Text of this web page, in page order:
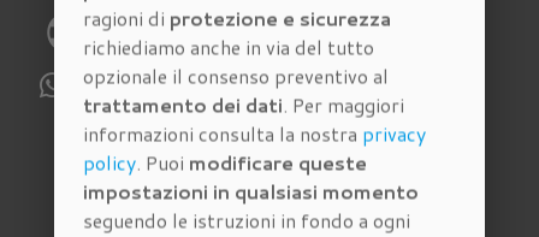
phone Telefono:055 4620186
WhatsApp:329 112 6159
Immobili in vendita
ragioni di protezione e sicurezza
richiediamo anche in via del tutto
opzionale il consenso preventivo al
trattamento dei dati. Per maggiori
informazioni consulta la nostra privacy
policy. Puoi modificare queste
impostazioni in qualsiasi momento
seguendo le istruzioni in fondo a ogni